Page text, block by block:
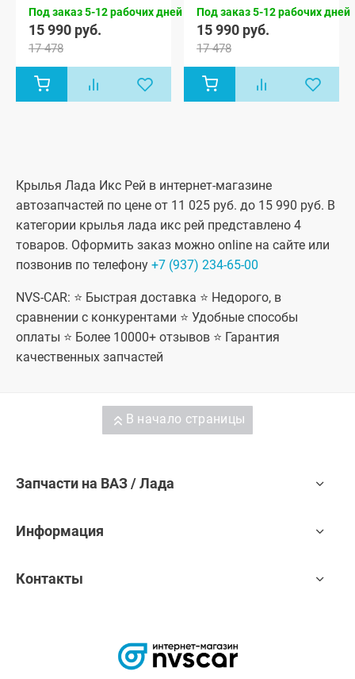
Под заказ 5-12 рабочих дней
15 990 руб.
17 478
Под заказ 5-12 рабочих дней
15 990 руб.
17 478
Крылья Лада Икс Рей в интернет-магазине
автозапчастей по цене от 11 025 руб. до 15 990 руб. В
категории крылья лада икс рей представлено 4
товаров. Оформить заказ можно online на сайте или
позвонив по телефону +7 (937) 234-65-00
NVS-CAR: ⭐ Быстрая доставка ⭐ Недорого, в
сравнении с конкурентами ⭐ Удобные способы
оплаты ⭐ Более 10000+ отзывов ⭐ Гарантия
качественных запчастей
В начало страницы
Запчасти на ВАЗ / Лада
Информация
Контакты